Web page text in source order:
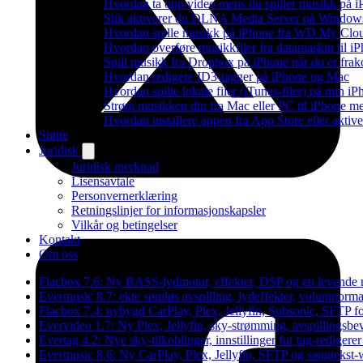
Hvordan ta opp video mens du spiller musikk på
Slik aktiverer du DLNA Media Server på
Hvordan spille musikk på iPhone fra WD My
Hvordan overføre musikkfiler fra datamaskin til
Spill musikk fra Dropbox på iPhone når du er
Hvordan redigere ID3-tagger på iPhone og Mac
Hvordan spille lokale filer (iTunes-filer) på min
Strøm musikken din fra Mac eller PC til iPhone
Hvordan installere appen fra App Store eller
Støtte
Juridisk
Juridisk merknad
Lisensavtale
Personvernerklæring
Retningslinjer for informasjonskapsler
Vilkår og betingelser
Kontakt
Om oss
Flacbox 7.6: Ny BASS-lydmotor, effekter, DSP og en levende
Evermusic 8.7: ekte sømløs avspilling, lydeffekter,
Flacbox 7.4: nybygd CarPlay, Plex, Jellyfin, Subsonic, SFTP
Evervideo 1.7: Ny Plex, Jellyfin, sky-strømming,
Evertag 4.2: Nye sky-tilkoblinger, innstillinger for tag-
Evermusic 8.6: Ny CarPlay, Plex, Jellyfin, SFTP og sangtekst-